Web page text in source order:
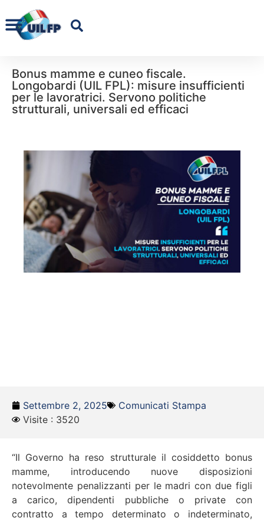
Bonus mamme e cuneo fiscale.
Longobardi (UIL FPL): misure insufficienti
per le lavoratrici. Servono politiche
strutturali, universali ed efficaci
Settembre 2, 2025
Comunicati Stampa
Visite : 3520
“Il Governo ha reso strutturale il cosiddetto bonus
mamme, introducendo nuove disposizioni
notevolmente penalizzanti per le madri con due figli
a carico, dipendenti pubbliche o private con
contratto a tempo determinato o indeterminato,